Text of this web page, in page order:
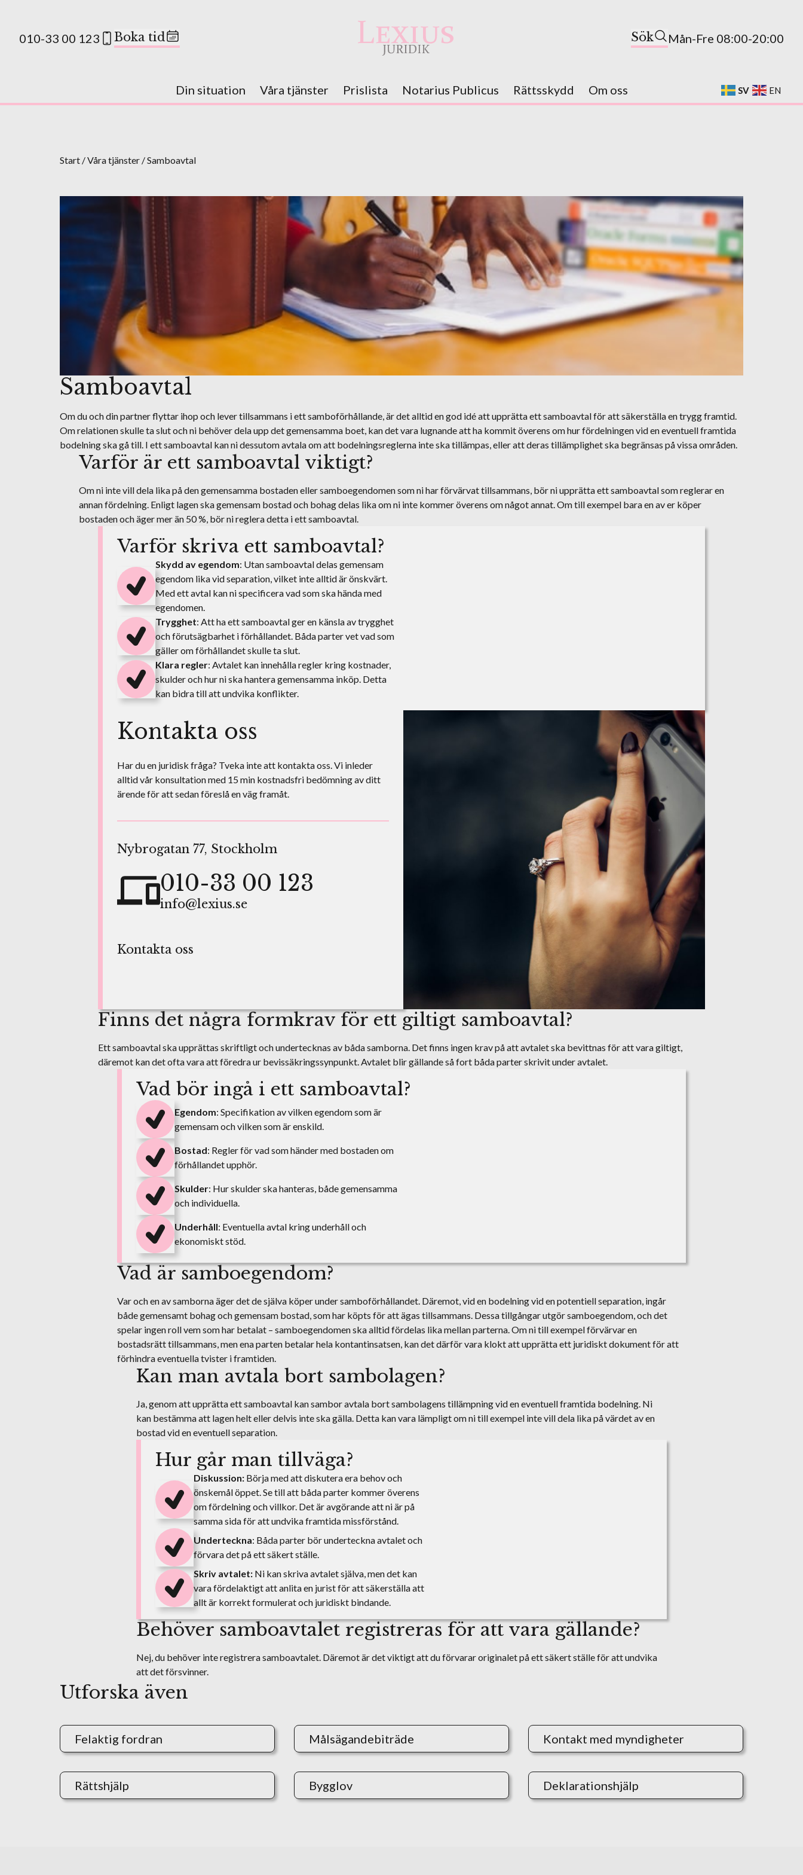
010-33 00 123 Boka tid Sök Mån-Fre 08:00-20:00
Din situation Våra tjänster Prislista Notarius Publicus Rättsskydd Om oss SV EN
Start /Våra tjänster /Samboavtal
Samboavtal
Om du och din partner flyttar ihop och lever tillsammans i ett samboförhållande, är det alltid en god idé att upprätta ett samboavtal för att säkerställa en trygg framtid.
Om relationen skulle ta slut och ni behöver dela upp det gemensamma boet, kan det vara lugnande att ha kommit överens om hur fördelningen vid en eventuell framtida
bodelning ska gå till. I ett samboavtal kan ni dessutom avtala om att bodelningsreglerna inte ska tillämpas, eller att deras tillämplighet ska begränsas på vissa områden.
Varför är ett samboavtal viktigt?
Om ni inte vill dela lika på den gemensamma bostaden eller samboegendomen som ni har förvärvat tillsammans, bör ni upprätta ett samboavtal som reglerar en
annan fördelning. Enligt lagen ska gemensam bostad och bohag delas lika om ni inte kommer överens om något annat. Om till exempel bara en av er köper
bostaden och äger mer än 50 %, bör ni reglera detta i ett samboavtal.
Varför skriva ett samboavtal?
Skydd av egendom: Utan samboavtal delas gemensam
egendom lika vid separation, vilket inte alltid är önskvärt.
Med ett avtal kan ni specificera vad som ska hända med
egendomen.
Trygghet: Att ha ett samboavtal ger en känsla av trygghet
och förutsägbarhet i förhållandet. Båda parter vet vad som
gäller om förhållandet skulle ta slut.
Klara regler: Avtalet kan innehålla regler kring kostnader,
skulder och hur ni ska hantera gemensamma inköp. Detta
kan bidra till att undvika konflikter.
Kontakta oss
Har du en juridisk fråga? Tveka inte att kontakta oss. Vi inleder
alltid vår konsultation med 15 min kostnadsfri bedömning av ditt
ärende för att sedan föreslå en väg framåt.
Nybrogatan 77, Stockholm
010-33 00 123
info@lexius.se
Kontakta oss
Finns det några formkrav för ett giltigt samboavtal?
Ett samboavtal ska upprättas skriftligt och undertecknas av båda samborna. Det finns ingen krav på att avtalet ska bevittnas för att vara giltigt,
däremot kan det ofta vara att föredra ur bevissäkringssynpunkt. Avtalet blir gällande så fort båda parter skrivit under avtalet.
Vad bör ingå i ett samboavtal?
Egendom: Specifikation av vilken egendom som är
gemensam och vilken som är enskild.
Bostad: Regler för vad som händer med bostaden om
förhållandet upphör.
Skulder: Hur skulder ska hanteras, både gemensamma
och individuella.
Underhåll: Eventuella avtal kring underhåll och
ekonomiskt stöd.
Vad är samboegendom?
Var och en av samborna äger det de själva köper under samboförhållandet. Däremot, vid en bodelning vid en potentiell separation, ingår
både gemensamt bohag och gemensam bostad, som har köpts för att ägas tillsammans. Dessa tillgångar utgör samboegendom, och det
spelar ingen roll vem som har betalat – samboegendomen ska alltid fördelas lika mellan parterna. Om ni till exempel förvärvar en
bostadsrätt tillsammans, men ena parten betalar hela kontantinsatsen, kan det därför vara klokt att upprätta ett juridiskt dokument för att
förhindra eventuella tvister i framtiden.
Kan man avtala bort sambolagen?
Ja, genom att upprätta ett samboavtal kan sambor avtala bort sambolagens tillämpning vid en eventuell framtida bodelning. Ni
kan bestämma att lagen helt eller delvis inte ska gälla. Detta kan vara lämpligt om ni till exempel inte vill dela lika på värdet av en
bostad vid en eventuell separation.
Hur går man tillväga?
Diskussion: Börja med att diskutera era behov och
önskemål öppet. Se till att båda parter kommer överens
om fördelning och villkor. Det är avgörande att ni är på
samma sida för att undvika framtida missförstånd.
Underteckna: Båda parter bör underteckna avtalet och
förvara det på ett säkert ställe.
Skriv avtalet: Ni kan skriva avtalet själva, men det kan
vara fördelaktigt att anlita en jurist för att säkerställa att
allt är korrekt formulerat och juridiskt bindande.
Behöver samboavtalet registreras för att vara gällande?
Nej, du behöver inte registrera samboavtalet. Däremot är det viktigt att du förvarar originalet på ett säkert ställe för att undvika
att det försvinner.
Utforska även
Felaktig fordran Målsägandebiträde Kontakt med myndigheter
Rättshjälp Bygglov Deklarationshjälp